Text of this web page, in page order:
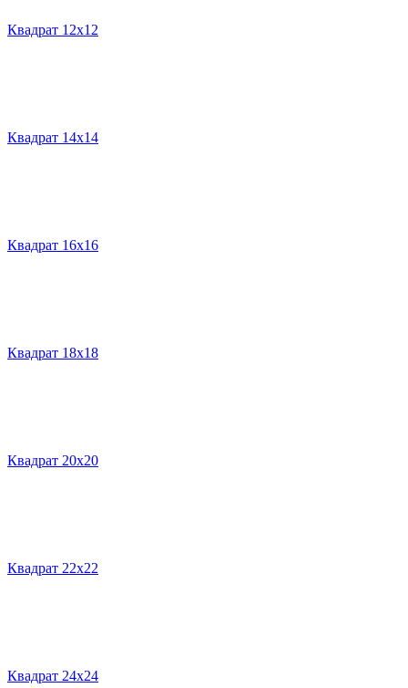
Квадрат 12х12
Квадрат 14х14
Квадрат 16х16
Квадрат 18х18
Квадрат 20х20
Квадрат 22х22
Квадрат 24х24